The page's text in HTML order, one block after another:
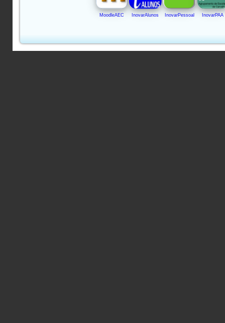
MoodleAEC InovarAlunos InovarPessoal InovarPAA